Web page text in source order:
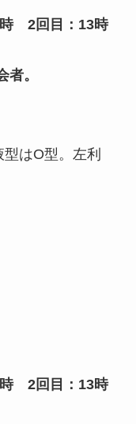
時 2回目：13時
。
はO型。左利
時 2回目：13時